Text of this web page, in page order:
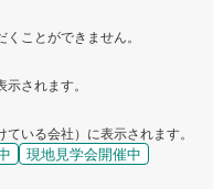
ことができません。
されます。
いる会社）に表示されます。
現地見学会開催中